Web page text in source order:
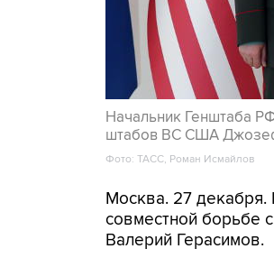
Начальник Генштаба
штабов ВС США
Фото: ТАСС, Роман Исмайлов
Москва. 27 декабря.
совместной борьбе
Валерий Герасимов.